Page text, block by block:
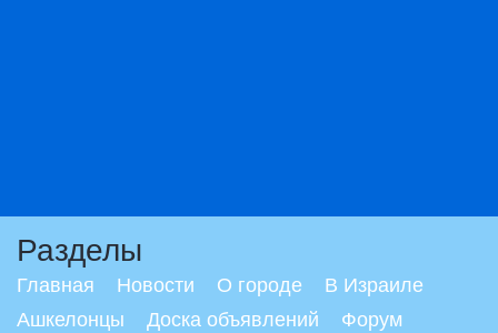
Разделы
Главная Новости О городе
В Израиле
Ашкелонцы
Доска объявлений Форум